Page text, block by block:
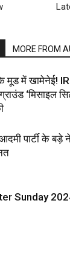
MORE FROM
मूड में खामेनेई!
‘मिसाइल
पार्टी के बड़े
Sunday 2024